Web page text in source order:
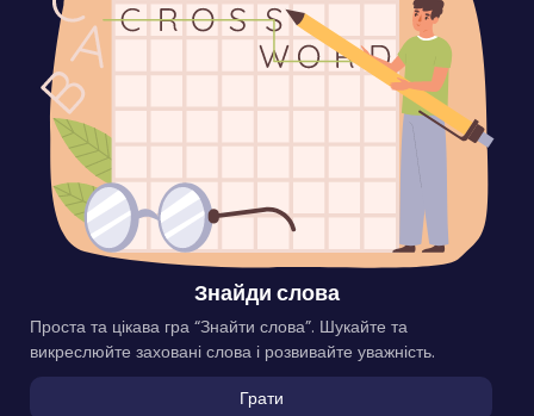
Знайди слова
Проста та цікава гра “Знайти слова”. Шукайте та
викреслюйте заховані слова і розвивайте уважність.
Грати